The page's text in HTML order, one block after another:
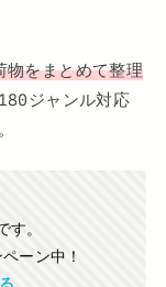
物をまとめて整理
ジャンル対応
。
ーン中！